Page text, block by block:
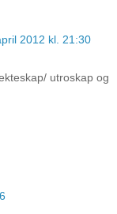
2012 kl. 21:30
utroskap og